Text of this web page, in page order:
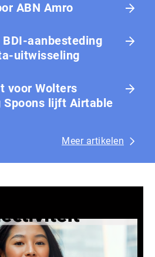
ABN Amro
aanbesteding
uitwisseling
voor Wolters
Spoons lijft Airtable
Meer artikelen